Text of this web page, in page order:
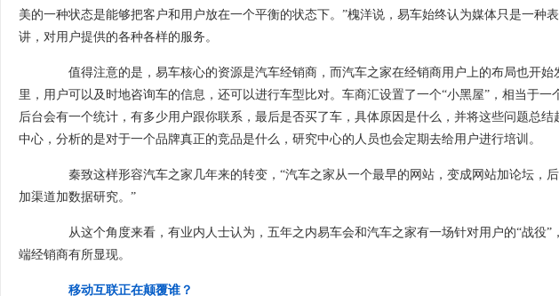
美的一种状态是能够把客户和用户放在一个平衡的状态下。”槐洋说，易车始终认为媒体只是一种
讲，对用户提供的各种各样的服务。
值得注意的是，易车核心的资源是汽车经销商，而汽车之家在经销商用户上的布局也开始
里，用户可以及时地咨询车的信息，还可以进行车型比对。车商汇设置了一个“小黑屋”，相当于
后台会有一个统计，有多少用户跟你联系，最后是否买了车，具体原因是什么，并将这些问题总
中心，分析的是对于一个品牌真正的竞品是什么，研究中心的人员也会定期去给用户进行培训。
秦致这样形容汽车之家几年来的转变，“汽车之家从一个最早的网站，变成网站加论坛，
加渠道加数据研究。”
从这个角度来看，有业内人士认为，五年之内易车会和汽车之家有一场针对用户的“战役”
端经销商有所显现。
移动互联正在颠覆谁？